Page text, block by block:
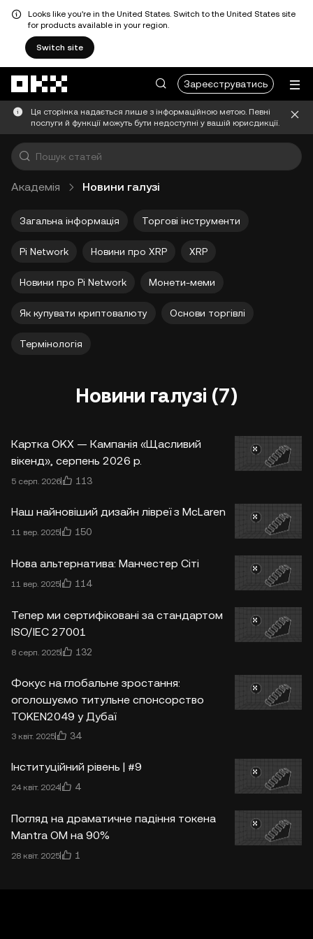
Looks like you're in the United States. Switch to the United States site
for products available in your region.
Switch site
Зареєструватись
Ця сторінка надається лише з інформаційною метою. Певні
послуги й функції можуть бути недоступні у вашій юрисдикції.
Академія Новини галузі
Загальна інформація Торгові інструменти
Pi Network Новини про XRP XRP
Новини про Pi Network Монети-меми
Як купувати криптовалюту Основи торгівлі
Термінологія
Новини галузі (7)
Картка OKX — Кампанія «Щасливий
вікенд», серпень 2026 р.
5 серп. 2026 113
Наш найновіший дизайн лівреї з McLaren
11 вер. 2025 150
Нова альтернатива: Манчестер Сіті
11 вер. 2025 114
Тепер ми сертифіковані за стандартом
ISO/IEC 27001
8 серп. 2025 132
Фокус на глобальне зростання:
оголошуємо титульне спонсорство
TOKEN2049 у Дубаї
3 квіт. 2025 34
Інституційний рівень | #9
24 квіт. 2024 4
Погляд на драматичне падіння токена
Mantra OM на 90%
28 квіт. 2025 1